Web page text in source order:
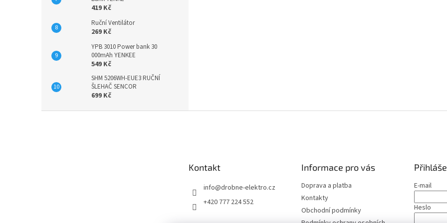
419 Kč
Ruční Ventilátor
269 Kč
YPB 3010 Power bank 30
000mAh YENKEE
549 Kč
SHM 5206WH-EUE3 RUČNÍ
ŠLEHAČ SENCOR
699 Kč
Kontakt
info@drobne-elektro.cz
+420 777 224 552
Informace pro vás
Doprava a platba
Kontakty
Obchodní podmínky
E-mail
Heslo